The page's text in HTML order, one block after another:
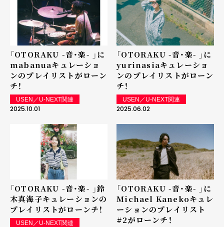
「OTORAKU -音・楽- 」に
mabanuaキュレーショ
ンのプレイリストがローン
チ！
USEN／U-NEXT関連
2025.10.01
「OTORAKU -音・楽- 」に
yurinasiaキュレーショ
ンのプレイリストがローン
チ！
USEN／U-NEXT関連
2025.06.02
「OTORAKU -音・楽- 」鈴
木真海子キュレーションの
プレイリストがローンチ！
USEN／U-NEXT関連
「OTORAKU -音・楽- 」に
Michael Kanekoキュレ
ーションのプレイリスト
#2がローンチ！